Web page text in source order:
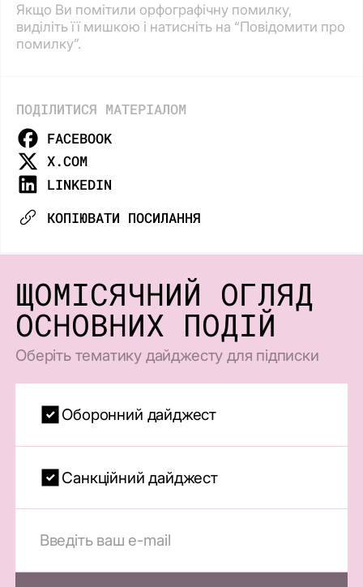
Якщо Ви помітили орфографічну помилку,
виділіть її мишкою і натисніть на “Повідомити про
помилку”.
ПОДІЛИТИСЯ МАТЕРІАЛОМ
FACEBOOK
X.COM
LINKEDIN
КОПІЮВАТИ ПОСИЛАННЯ
ЩОМІСЯЧНИЙ ОГЛЯД
ОСНОВНИХ ПОДІЙ
Оберіть тематику дайджесту для підписки
Оборонний дайджест
Санкційний дайджест